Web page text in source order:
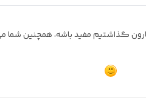
گذاشتیم مفید باشه، همچنین شما می